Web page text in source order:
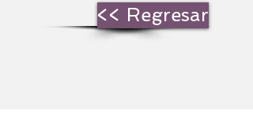
<< Regresar